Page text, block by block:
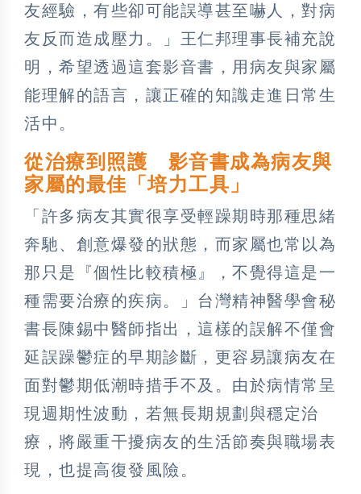
友經驗，有些卻可能誤導甚至嚇人，對病
友反而造成壓力。」王仁邦理事長補充說
明，希望透過這套影音書，用病友與家屬
能理解的語言，讓正確的知識走進日常生
活中。
從治療到照護 影音書成為病友與
家屬的最佳「培力工具」
「許多病友其實很享受輕躁期時那種思緒
奔馳、創意爆發的狀態，而家屬也常以為
那只是『個性比較積極』，不覺得這是一
種需要治療的疾病。」台灣精神醫學會秘
書長陳錫中醫師指出，這樣的誤解不僅會
延誤躁鬱症的早期診斷，更容易讓病友在
面對鬱期低潮時措手不及。由於病情常呈
現週期性波動，若無長期規劃與穩定治
療，將嚴重干擾病友的生活節奏與職場表
現，也提高復發風險。